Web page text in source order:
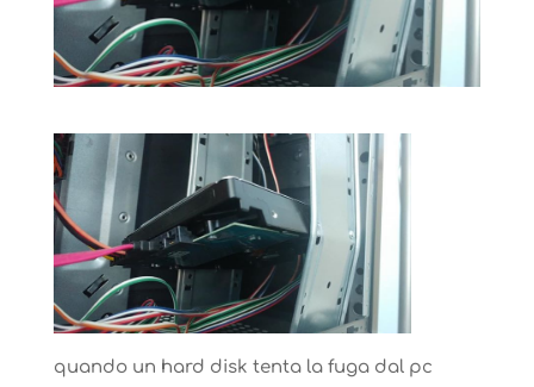
quando un hard disk tenta la fuga dal pc